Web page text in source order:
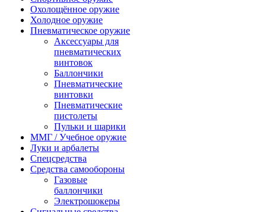
Охолощённое оружие
Холодное оружие
Пневматическое оружие
Аксессуары для
пневматических
винтовок
Баллончики
Пневматические
винтовки
Пневматические
пистолеты
Пульки и шарики
ММГ / Учебное оружие
Луки и арбалеты
Спецсредства
Средства самообороны
Газовые
баллончики
Электрошокеры